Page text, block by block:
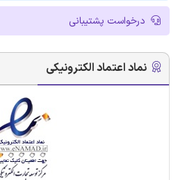
درخواست پشتیبانی
نماد اعتماد الکترونیکی